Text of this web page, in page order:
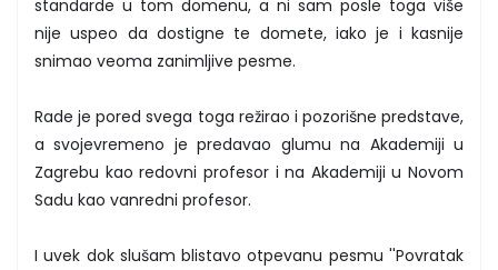
standarde u tom domenu, a ni sam posle toga više
nije uspeo da dostigne te domete, iako je i kasnije
snimao veoma zanimljive pesme.
Rade je pored svega toga režirao i pozorišne predstave,
a svojevremeno je predavao glumu na Akademiji u
Zagrebu kao redovni profesor i na Akademiji u Novom
Sadu kao vanredni profesor.
I uvek dok slušam blistavo otpevanu pesmu ''Povratak